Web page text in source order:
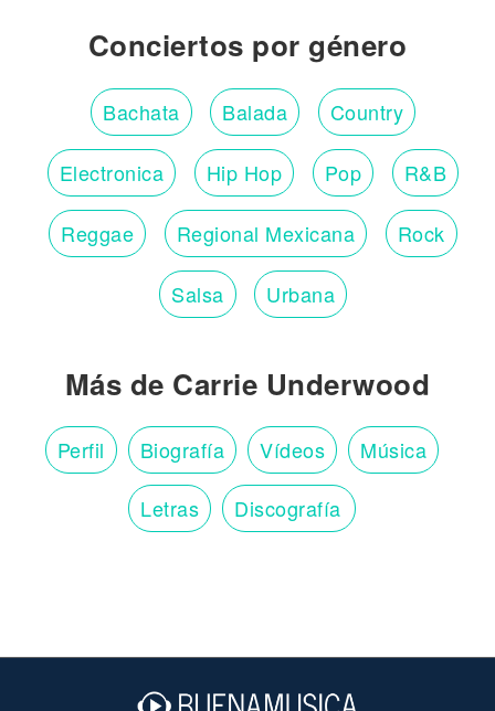
Conciertos por género
Bachata Balada Country
Electronica Hip Hop Pop R&B
Reggae Regional Mexicana Rock
Salsa Urbana
Más de Carrie Underwood
Perfil Biografía Vídeos Música
Letras Discografía